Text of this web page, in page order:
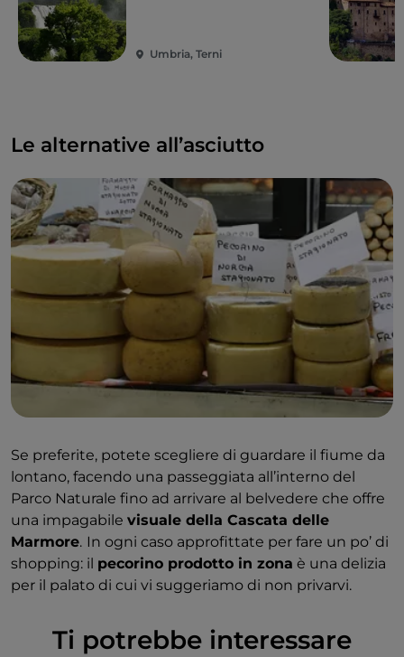
Umbria, Terni
Le alternative all’asciutto
Se preferite, potete scegliere di guardare il fiume da
lontano, facendo una passeggiata all’interno del
Parco Naturale fino ad arrivare al belvedere che offre
una impagabile visuale della Cascata delle
Marmore. In ogni caso approfittate per fare un po’ di
shopping: il pecorino prodotto in zona è una delizia
per il palato di cui vi suggeriamo di non privarvi.
Ti potrebbe interessare